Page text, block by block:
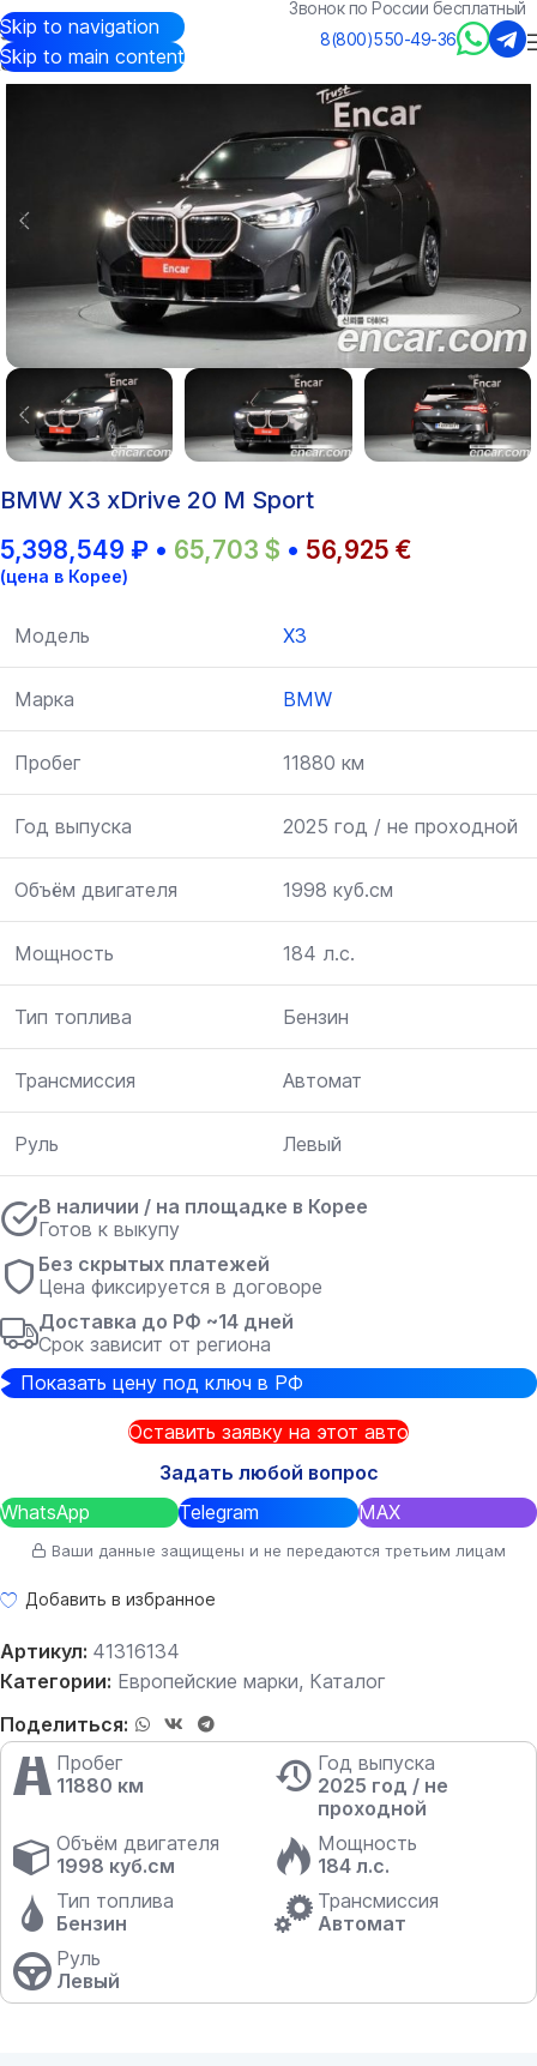
Skip to navigation
Skip to main content
Звонок по России бесплатный
8(800)550-49-36
Авто из Кореи/Каталог
BMW X3 xDrive 20 M Sport
5,398,549 ₽ • 65,703 $ • 56,925 €
(цена в Корее)
Модель X3
Марка BMW
Пробег 11880 км
Год выпуска 2025 год / не проходной
Объём двигателя 1998 куб.см
Мощность 184 л.с.
Тип топлива Бензин
Трансмиссия Автомат
Руль Левый
В наличии / на площадке в Корее
Готов к выкупу
Без скрытых платежей
Цена фиксируется в договоре
Доставка до РФ ~14 дней
Срок зависит от региона
Показать цену под ключ в РФ
Оставить заявку на этот авто
Задать любой вопрос
WhatsApp
Telegram MAX
Ваши данные защищены и не передаются третьим лицам
Добавить в избранное
Артикул: 41316134
Категории: Европейские марки, Каталог
Поделиться:
Пробег
11880 км
Год выпуска
2025 год / не
проходной
Объём двигателя
1998 куб.см
Мощность
184 л.с.
Тип топлива
Бензин
Трансмиссия
Автомат
Руль
Левый